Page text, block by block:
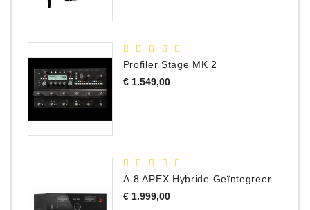
Profiler Stage MK 2
€ 1.549,00Prijs
€ 1.999,00Prijs